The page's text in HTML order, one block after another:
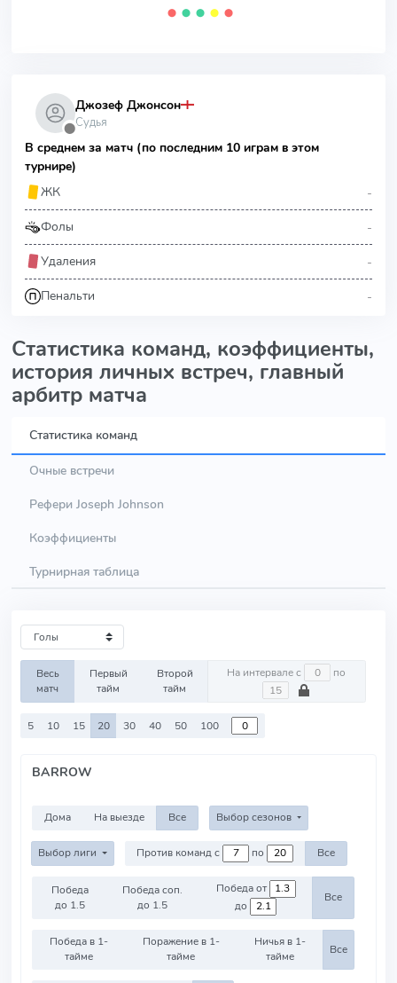
⬤ ⬤ ⬤ ⬤ ⬤
⬤
Джозеф Джонсон
Судья
В среднем за матч (по последним 10 играм в этом
турнире)
ЖК
-
Фолы -
Удаления -
Пенальти -
Статистика команд, коэффициенты,
история личных встреч, главный
арбитр матча
Статистика команд
Очные встречи
Рефери Joseph Johnson
Коэффициенты
Турнирная таблица
Весь
матч
Первый
тайм
Второй
тайм
На интервале с по
5 10 15 20 30 40 50 100
BARROW
Дома На выезде Все Выбор сезонов
Выбор лиги Против команд с по Все
Победа
до 1.5
Победа соп.
до 1.5
Победа от
до
Все
Победа в 1-
тайме
Поражение в 1-
тайме
Ничья в 1-
тайме
Все